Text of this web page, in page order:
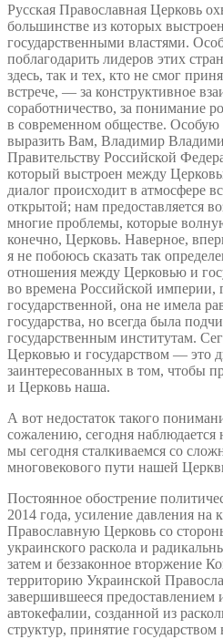
Русская Православная Церковь
большинстве из которых
государственными властями.
поблагодарить лидеров этих
здесь, так и тех, кто не смог
встрече, — за конструктивное
соработничество, за понимание
в современном обществе. Особую
выразить Вам, Владимир
Правительству Российской
который выстроен между
диалог происходит в атмосфере
открытой; нам предоставляется
многие проблемы, которые
конечно, Церковь. Наверное,
я не побоюсь сказать так
отношения между Церковью и
во времена Российской империи,
государственной, она не имела
государства, но всегда была
государственным институтам.
Церковью и государством — это
заинтересованных в том, чтобы
и Церковь наша.
А вот недостаток такого
сожалению, сегодня наблюдается
мы сегодня сталкиваемся со
многовекового пути нашей
Постоянное обострение
2014 года, усиление давления
Православную Церковь со
украинского раскола и
затем и беззаконное вторжение
территорию Украинской
завершившееся предоставлением
автокефалии, созданной из
структур, принятие